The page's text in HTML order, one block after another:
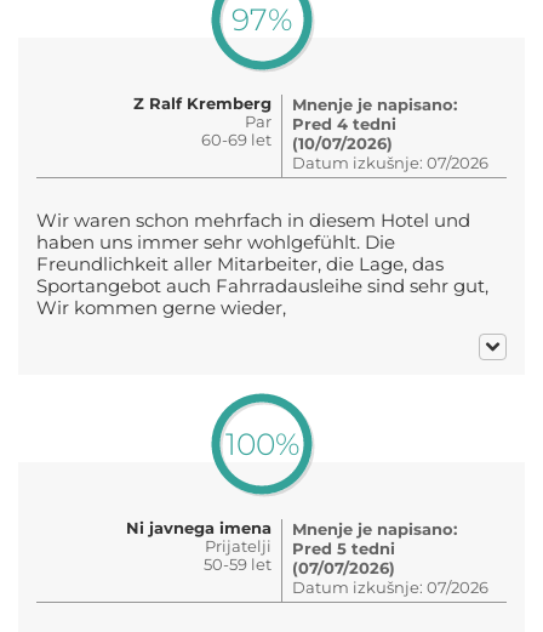
97%
Z Ralf Kremberg
Par
60-69 let
Mnenje je napisano:
Pred 4 tedni
(10/07/2026)
Datum izkušnje: 07/2026
Wir waren schon mehrfach in diesem Hotel und
haben uns immer sehr wohlgefühlt. Die
Freundlichkeit aller Mitarbeiter, die Lage, das
Sportangebot auch Fahrradausleihe sind sehr gut,
Wir kommen gerne wieder,
100%
Ni javnega imena
Prijatelji
50-59 let
Mnenje je napisano:
Pred 5 tedni
(07/07/2026)
Datum izkušnje: 07/2026